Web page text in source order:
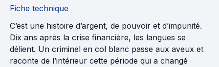
Fiche technique
C’est une histoire d’argent, de pouvoir et d’impunité.
Dix ans après la crise financière, les langues se
délient. Un criminel en col blanc passe aux aveux et
raconte de l’intérieur cette période qui a changé